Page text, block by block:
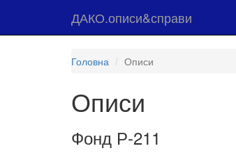
ДАКО.описи&справи
Головна Описи
Описи
Фонд Р-211